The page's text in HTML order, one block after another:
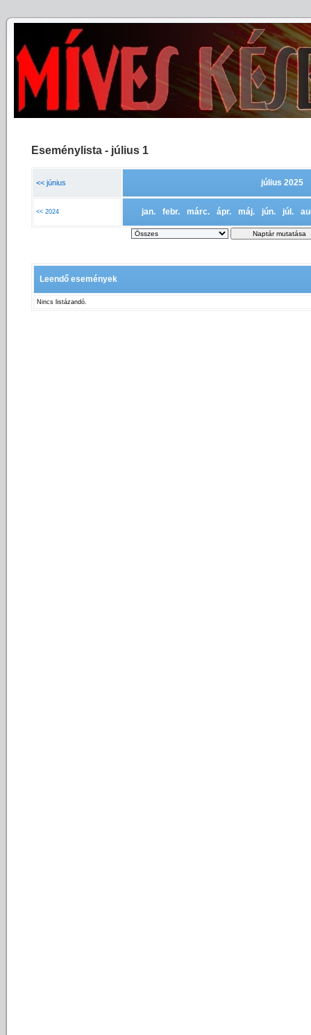
Eseménylista - július 1
<< június július 2025
<< 2024 jan. febr. márc. ápr. máj. jún. júl.
Leendő események
Nincs listázandó.